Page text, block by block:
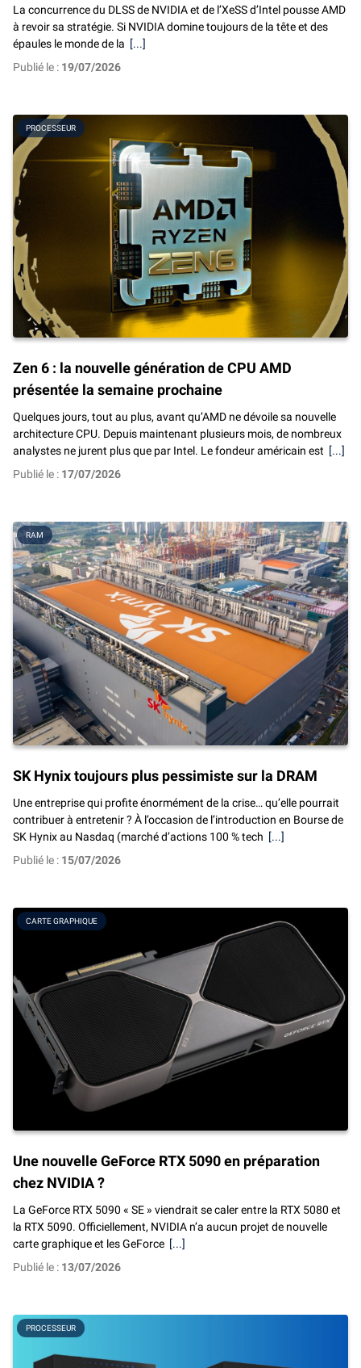
La concurrence du DLSS de NVIDIA et de l’XeSS d’Intel pousse AMD
à revoir sa stratégie. Si NVIDIA domine toujours de la tête et des
épaules le monde de la [...]
Publié le : 19/07/2026
PROCESSEUR
Zen 6 : la nouvelle génération de CPU AMD
présentée la semaine prochaine
Quelques jours, tout au plus, avant qu’AMD ne dévoile sa nouvelle
architecture CPU. Depuis maintenant plusieurs mois, de nombreux
analystes ne jurent plus que par Intel. Le fondeur américain est [...]
Publié le : 17/07/2026
RAM
SK Hynix toujours plus pessimiste sur la DRAM
Une entreprise qui profite énormément de la crise… qu’elle pourrait
contribuer à entretenir ? À l’occasion de l’introduction en Bourse de
SK Hynix au Nasdaq (marché d’actions 100 % tech [...]
Publié le : 15/07/2026
CARTE GRAPHIQUE
Une nouvelle GeForce RTX 5090 en préparation
chez NVIDIA ?
La GeForce RTX 5090 « SE » viendrait se caler entre la RTX 5080 et
la RTX 5090. Officiellement, NVIDIA n’a aucun projet de nouvelle
carte graphique et les GeForce [...]
Publié le : 13/07/2026
PROCESSEUR